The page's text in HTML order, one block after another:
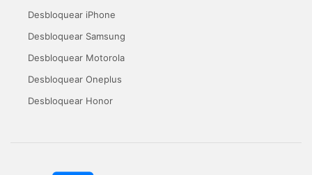
Desbloquear iPhone
Desbloquear Samsung
Desbloquear Motorola
Desbloquear Oneplus
Desbloquear Honor